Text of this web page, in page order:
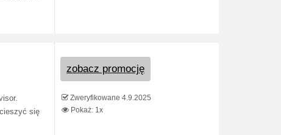
się
zobacz promocję
Zweryfikowane 4.9.2025
Pokaż: 1x